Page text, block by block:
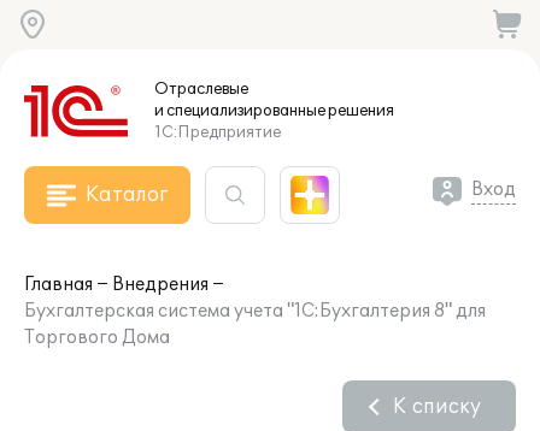
Отраслевые
и специализированныерешения
1С:Предприятие
Каталог Вход
Главная
Внедрения
Бухгалтерская система учета "1С:Бухгалтерия 8" для
Торгового Дома
К списку